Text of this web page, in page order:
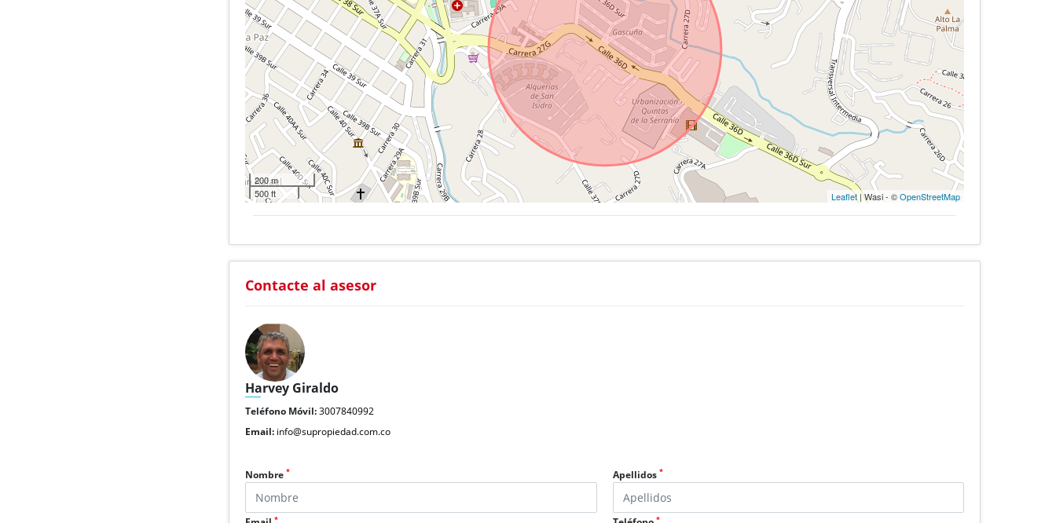
200 m
500 ft
Leaflet| Wasi - ©OpenStreetMap
Contacte al asesor
Harvey Giraldo
Teléfono Móvil:3007840992
Email: info@supropiedad.com.co
Nombre* Apellidos *
* *